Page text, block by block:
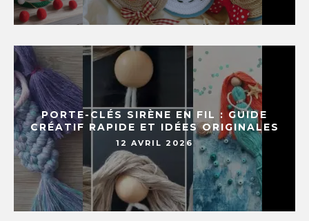
PORTE-CLÉS SIRÈNE EN FIL : GUIDE
CRÉATIF RAPIDE ET IDÉES ORIGINALES
12 AVRIL 2026